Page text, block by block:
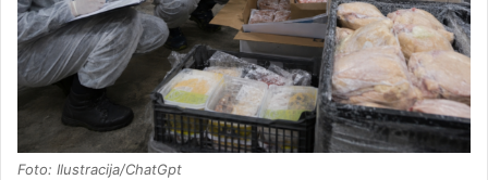
Foto: Ilustracija/ChatGpt